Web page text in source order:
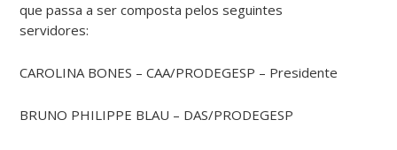
que passa a ser composta pelos seguintes
servidores:
CAROLINA BONES – CAA/PRODEGESP – Presidente
BRUNO PHILIPPE BLAU – DAS/PRODEGESP